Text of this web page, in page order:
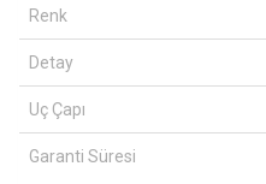
Renk
Detay
Uç Çapı
Garanti Süresi